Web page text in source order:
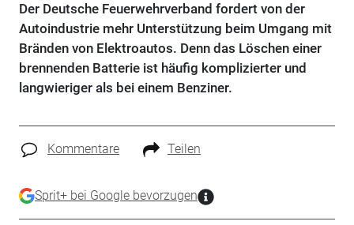
Der Deutsche Feuerwehrverband fordert von der
Autoindustrie mehr Unterstützung beim Umgang mit
Bränden von Elektroautos. Denn das Löschen einer
brennenden Batterie ist häufig komplizierter und
langwieriger als bei einem Benziner.
Kommentare Teilen
Sprit+ bei Google bevorzugen